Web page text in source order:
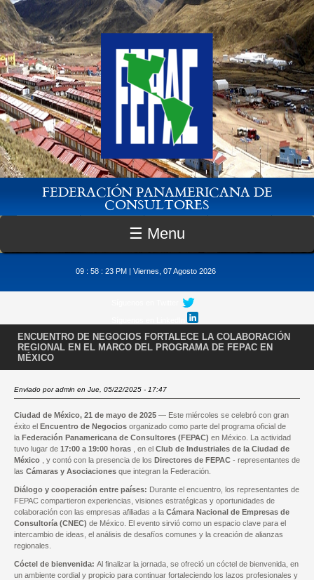
Pasar al contenido principal
FEDERACIÓN PANAMERICANA DE
CONSULTORES
☰ Menu
09 : 58 : 23 PM | Viernes, 07 Agosto 2026
ENCUENTRO DE NEGOCIOS FORTALECE LA COLABORACIÓN
REGIONAL EN EL MARCO DEL PROGRAMA DE FEPAC EN
MÉXICO
Enviado poradmin en Jue, 05/22/2025 - 17:47
Ciudad de México, 21 de mayo de 2025 — Este miércoles se celebró con gran
éxito el Encuentro de Negocios organizado como parte del programa oficial de
la Federación Panamericana de Consultores (FEPAC) en México. La actividad
tuvo lugar de 17:00 a 19:00 horas , en el Club de Industriales de la Ciudad de
México , y contó con la presencia de los Directores de FEPAC - representantes de
las Cámaras y Asociaciones que integran la Federación.
Diálogo y cooperación entre países: Durante el encuentro, los representantes de
FEPAC compartieron experiencias, visiones estratégicas y oportunidades de
colaboración con las empresas afiliadas a la Cámara Nacional de Empresas de
Consultoría (CNEC) de México. El evento sirvió como un espacio clave para el
intercambio de ideas, el análisis de desafíos comunes y la creación de alianzas
regionales.
Cóctel de bienvenida: Al finalizar la jornada, se ofreció un cóctel de bienvenida, en
un ambiente cordial y propicio para continuar fortaleciendo los lazos profesionales y